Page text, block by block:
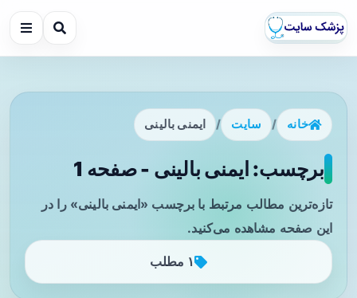
خانه / سایت / ایمنی بالینی
برچسب: ایمنی بالینی - صفحه 1
تازه‌ترین مطالب مرتبط با برچسب «ایمنی بالینی» را در
این صفحه مشاهده می‌کنید.
۱ مطلب